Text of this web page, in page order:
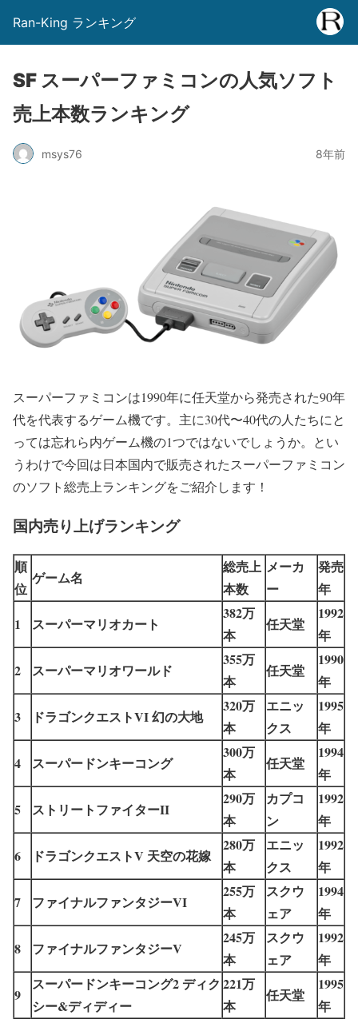
Ran-King ランキング
SF スーパーファミコンの人気ソフト
売上本数ランキング
msys76 8年前
スーパーファミコンは1990年に任天堂から発売された90年
代を代表するゲーム機です。主に30代〜40代の人たちにと
っては忘れら内ゲーム機の1つではないでしょうか。とい
うわけで今回は日本国内で販売されたスーパーファミコン
のソフト総売上ランキングをご紹介します！
国内売り上げランキング
順
位
ゲーム名
総売上
本数
メーカ
ー
発売
年
1
スーパーマリオカート
382万
本
任天堂
1992
年
2
スーパーマリオワールド
355万
本
任天堂
1990
年
3
ドラゴンクエストVI 幻の大地
320万
本
エニッ
クス
1995
年
4
スーパードンキーコング
300万
本
任天堂
1994
年
5
ストリートファイターII
290万
本
カプコ
ン
1992
年
6
ドラゴンクエストV 天空の花嫁
280万
本
エニッ
クス
1992
年
7
ファイナルファンタジーVI
255万
本
スクウ
ェア
1994
年
8
ファイナルファンタジーV
245万
本
スクウ
ェア
1992
年
9
スーパードンキーコング2 ディク
シー&ディディー
221万
本
任天堂
1995
年